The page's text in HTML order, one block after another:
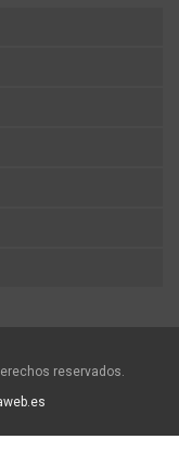
reservados.